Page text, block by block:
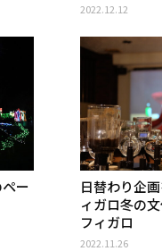
2022.12.12
ー
日替わり企
ィガロ冬の
フィガロ
2022.11.26